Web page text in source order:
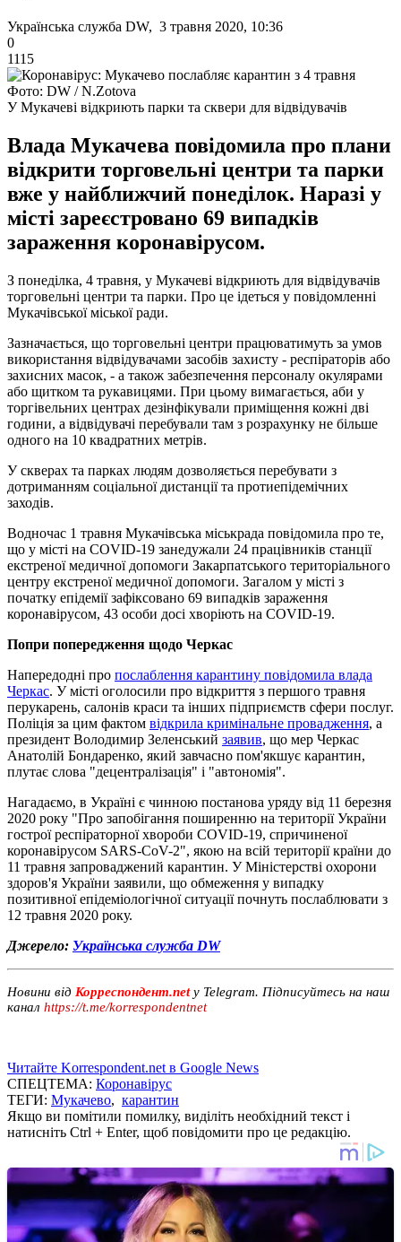
Українська служба DW, 3 травня 2020, 10:36
0
1115
Фото: DW / N.Zotova
У Мукачеві відкриють парки та сквери для відвідувачів
Влада Мукачева повідомила про плани
відкрити торговельні центри та парки
вже у найближчий понеділок. Наразі у
місті зареєстровано 69 випадків
зараження коронавірусом.
З понеділка, 4 травня, у Мукачеві відкриють для відвідувачів
торговельні центри та парки. Про це ідеться у повідомленні
Мукачівської міської ради.
Зазначається, що торговельні центри працюватимуть за умов
використання відвідувачами засобів захисту - респіраторів або
захисних масок, - а також забезпечення персоналу окулярами
або щитком та рукавицями. При цьому вимагається, аби у
торгівельних центрах дезінфікували приміщення кожні дві
години, а відвідувачі перебували там з розрахунку не більше
одного на 10 квадратних метрів.
У скверах та парках людям дозволяється перебувати з
дотриманням соціальної дистанції та протиепідемічних
заходів.
Водночас 1 травня Мукачівська міськрада повідомила про те,
що у місті на COVID-19 занедужали 24 працівників станції
екстреної медичної допомоги Закарпатського територіального
центру екстреної медичної допомоги. Загалом у місті з
початку епідемії зафіксовано 69 випадків зараження
коронавірусом, 43 особи досі хворіють на COVID-19.
Попри попередження щодо Черкас
Напередодні про послаблення карантину повідомила влада
Черкас. У місті оголосили про відкриття з першого травня
перукарень, салонів краси та інших підприємств сфери послуг.
Поліція за цим фактом відкрила кримінальне провадження, а
президент Володимир Зеленський заявив, що мер Черкас
Анатолій Бондаренко, який завчасно пом'якшує карантин,
плутає слова "децентралізація" і "автономія".
Нагадаємо, в Україні є чинною постанова уряду від 11 березня
2020 року "Про запобігання поширенню на території України
гострої респіраторної хвороби COVID-19, спричиненої
коронавірусом SARS-CoV-2", якою на всій території країни до
11 травня запроваджений карантин. У Міністерстві охорони
здоров'я України заявили, що обмеження у випадку
позитивної епідеміологічної ситуації почнуть послаблювати з
12 травня 2020 року.
Джерело: Українська служба DW
Новини від Корреспондент.netу Telegram. Підписуйтесь на наш
канал https://t.me/korrespondentnet
Читайте Korrespondent.net в Google News
СПЕЦТЕМА: Коронавірус
ТЕГИ: Мукачево, карантин
Якщо ви помітили помилку, виділіть необхідний текст і
натисніть Ctrl + Enter, щоб повідомити про це редакцію.